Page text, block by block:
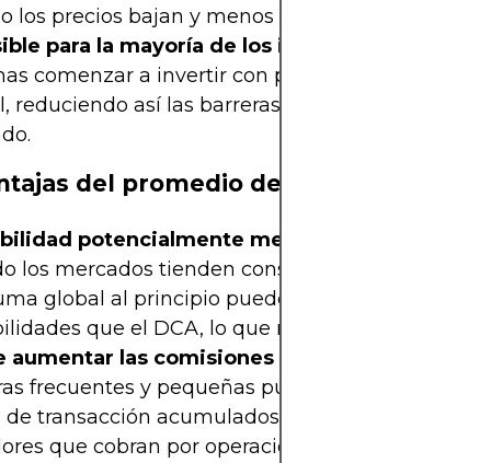
los precios bajan y menos cuando suben.
para la mayoría de los inversores:
comenzar a invertir con pequeñas
reduciendo así las barreras para participar en el
del promedio del costo en
potencialmente menor en mercados
los mercados tienden constantemente al alza,
global al principio puede generar mayores
que el DCA, lo que retrasa la inversión
aumentar las comisiones por transacción:
frecuentes y pequeñas pueden resultar en
de transacción acumulados, especialmente con
que cobran por operación.